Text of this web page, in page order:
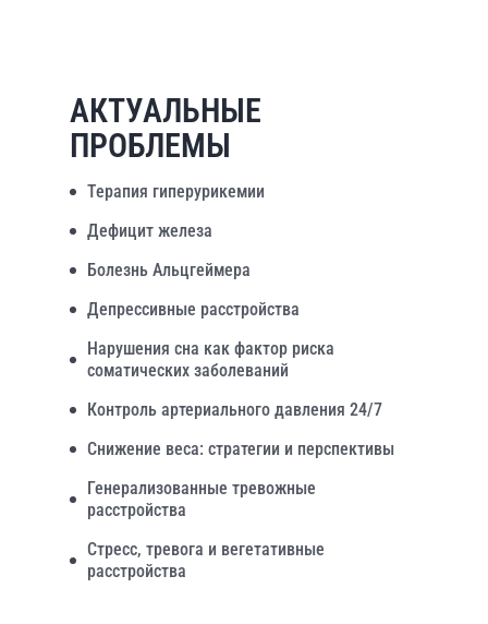
АКТУАЛЬНЫЕ
ПРОБЛЕМЫ
Терапия гиперурикемии
Дефицит железа
Болезнь Альцгеймера
Депрессивные расстройства
Нарушения сна как фактор риска
соматических заболеваний
Контроль артериального давления 24/7
Снижение веса: стратегии и перспективы
Генерализованные тревожные
расстройства
Стресс, тревога и вегетативные
расстройства